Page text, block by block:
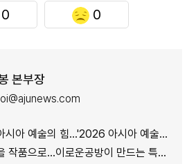
0 0
본부장
술의 힘…'2026 아시아 예술인상' 첫 주인공 탄생
품으로…이로운공방이 만드는 특별한 체험